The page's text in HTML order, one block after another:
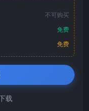
不可购买
免费
免费
载